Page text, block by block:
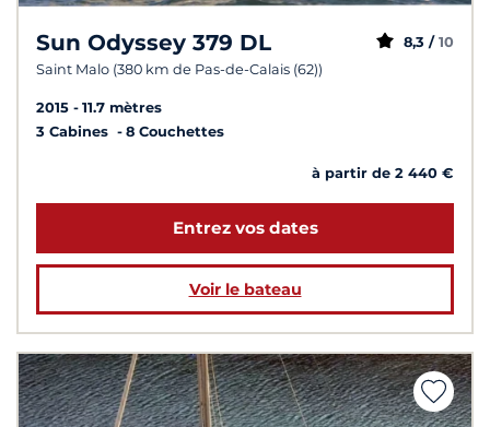
Sun Odyssey 379 DL
Saint Malo (380 km de Pas-de-Calais (62))
8,3 / 10
2015
11.7 mètres
3 Cabines
8 Couchettes
à partir de 2 440 €
Entrez vos dates
Voir le bateau